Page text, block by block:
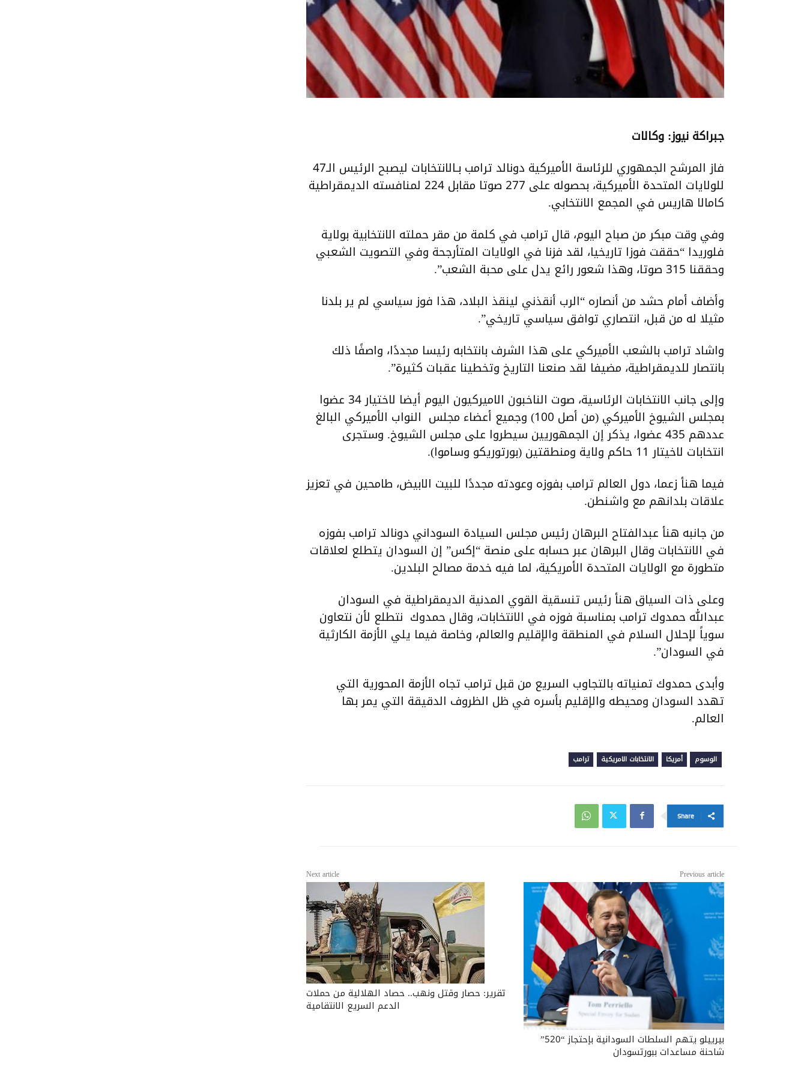
جبراكة نيوز: وكالات
فاز المرشح الجمهوري للرئاسة الأميركية دونالد ترامب بـالانتخابات ليصبح الرئيس الـ47
للولايات المتحدة الأميركية، بحصوله على 277 صوتا مقابل 224 لمنافسته الديمقراطية
كامالا هاريس في المجمع الانتخابي.
وفي وقت مبكر من صباح اليوم، قال ترامب في كلمة من مقر حملته الانتخابية بولاية
فلوريدا “حققت فوزا تاريخيا، لقد فزنا في الولايات المتأرجحة وفي التصويت الشعبي
وحققنا 315 صوتا، وهذا شعور رائع يدل على محبة الشعب”.
وأضاف أمام حشد من أنصاره “الرب أنقذني لينقذ البلاد، هذا فوز سياسي لم ير بلدنا
مثيلا له من قبل، انتصاري توافق سياسي تاريخي”.
واشاد ترامب بالشعب الأميركي على هذا الشرف بانتخابه رئيسا مجددًا، واصفًا ذلك
بانتصار للديمقراطية، مضيفا لقد صنعنا التاريخ وتخطينا عقبات كثيرة”.
وإلى جانب الانتخابات الرئاسية، صوت الناخبون الاميركيون اليوم أيضا لاختيار 34 عضوا
بمجلس الشيوخ الأميركي (من أصل 100) وجميع أعضاء مجلس النواب الأميركي البالغ
عددهم 435 عضوا، يذكر إن الجمهوريين سيطروا على مجلس الشيوخ. وستجرى
انتخابات لاخيتار 11 حاكم ولاية ومنطقتين (بورتوريكو وساموا).
فيما هنأ زعما، دول العالم ترامب بفوزه وعودته مجددًا للبيت الابيض، طامحين في تعزيز
علاقات بلدانهم مع واشنطن.
من جانبه هنأ عبدالفتاح البرهان رئيس مجلس السيادة السوداني دونالد ترامب بفوزه
في الانتخابات وقال البرهان عبر حسابه على منصة “إكس” إن السودان يتطلع لعلاقات
متطورة مع الولايات المتحدة الأمريكية، لما فيه خدمة مصالح البلدين.
وعلى ذات السياق هنأ رئيس تنسقية القوي المدنية الديمقراطية في السودان
عبدالله حمدوك ترامب بمناسبة فوزه في الانتخابات، وقال حمدوك نتطلع لأن نتعاون
سوياً لإحلال السلام في المنطقة والإقليم والعالم، وخاصة فيما يلي الأزمة الكارثية
في السودان”.
وأبدى حمدوك تمنياته بالتجاوب السريع من قبل ترامب تجاه الأزمة المحورية التي
تهدد السودان ومحيطه والإقليم بأسره في ظل الظروف الدقيقة التي يمر بها
العالم.
الوسوم أمريكا الانتخابات الامريكية ترامب
Share
Previous article
بيرييلو يتهم السلطات السودانية بإحتجاز “520”
شاحنة مساعدات ببورتسودان
Next article
تقرير: حصار وقتل ونهب.. حصاد الهلالية من حملات
الدعم السريع الانتقامية